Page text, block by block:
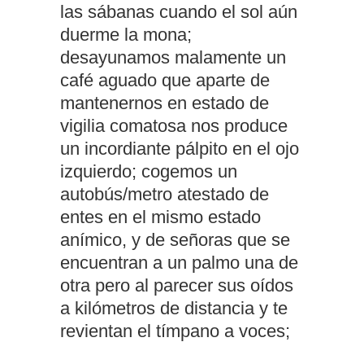
las sábanas cuando el sol aún
duerme la mona;
desayunamos malamente un
café aguado que aparte de
mantenernos en estado de
vigilia comatosa nos produce
un incordiante pálpito en el ojo
izquierdo; cogemos un
autobús/metro atestado de
entes en el mismo estado
anímico, y de señoras que se
encuentran a un palmo una de
otra pero al parecer sus oídos
a kilómetros de distancia y te
revientan el tímpano a voces;